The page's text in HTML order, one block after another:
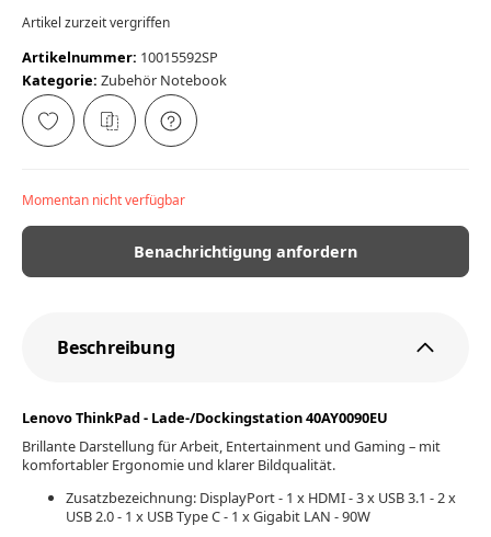
Artikel zurzeit vergriffen
Artikelnummer: 10015592SP
Kategorie: Zubehör Notebook
Momentan nicht verfügbar
Benachrichtigung anfordern
Beschreibung
Lenovo ThinkPad - Lade-/Dockingstation 40AY0090EU
Brillante Darstellung für Arbeit, Entertainment und Gaming – mit
komfortabler Ergonomie und klarer Bildqualität.
Zusatzbezeichnung: DisplayPort - 1 x HDMI - 3 x USB 3.1 - 2 x
USB 2.0 - 1 x USB Type C - 1 x Gigabit LAN - 90W